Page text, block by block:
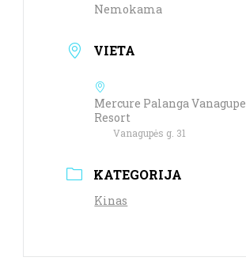
Nemokama
VIETA
Mercure Palanga Vanagupe
Resort
Vanagupės g. 31
KATEGORIJA
Kinas